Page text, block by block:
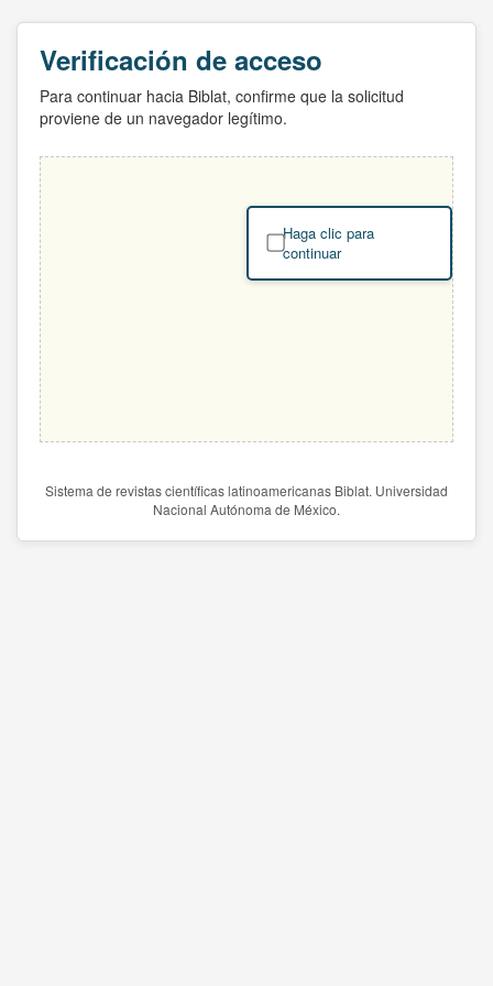
Verificación de acceso
Para continuar hacia Biblat, confirme que la solicitud
proviene de un navegador legítimo.
Haga clic para
continuar
Sistema de revistas científicas latinoamericanas Biblat. Universidad
Nacional Autónoma de México.